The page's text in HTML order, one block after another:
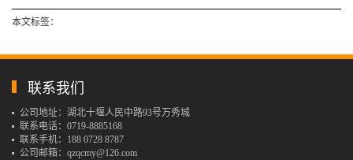
本文标签：
联系我们
公司地址：湖北十堰人民中路93号万秀城
联系电话：0719-8885168
联系手机：188 0728 8787
公司邮箱：qzqcmy@126.com